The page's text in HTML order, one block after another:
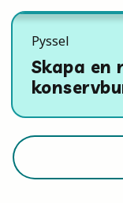
Skapa en
Pyssel